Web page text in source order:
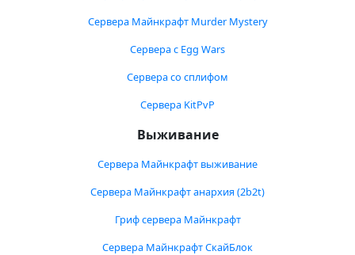
Сервера Майнкрафт Murder Mystery
Сервера с Egg Wars
Сервера со сплифом
Сервера KitPvP
Выживание
Сервера Майнкрафт выживание
Сервера Майнкрафт анархия (2b2t)
Гриф сервера Майнкрафт
Сервера Майнкрафт СкайБлок